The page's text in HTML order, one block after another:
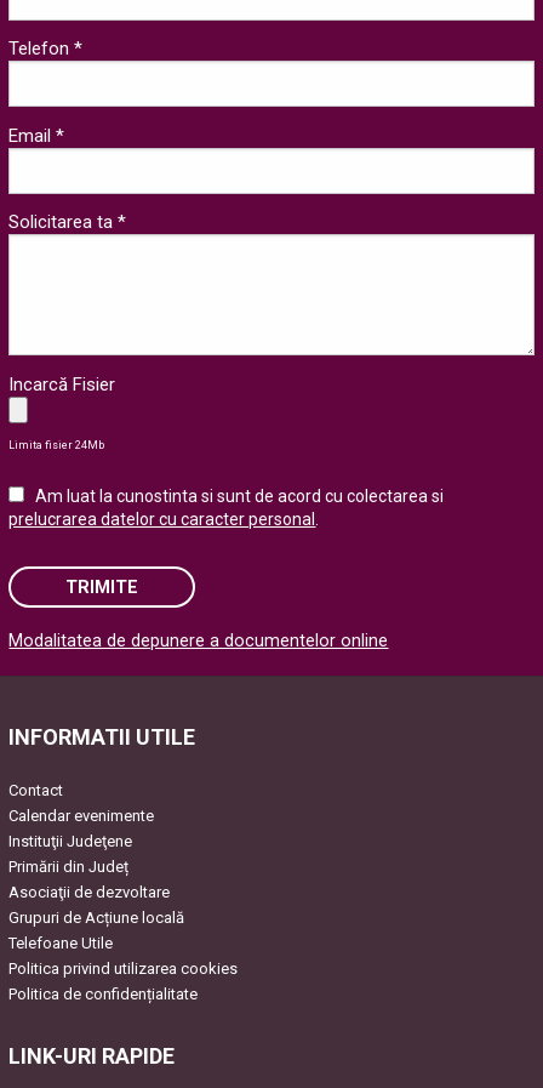
Telefon *
Email *
Solicitarea ta *
Incarcă Fisier
Limita fisier 24Mb
Am luat la cunostinta si sunt de acord cu colectarea si
prelucrarea datelor cu caracter personal
TRIMITE
Please leave this field empty.
Modalitatea de depunere a documentelor online
INFORMATII UTILE
Contact
Calendar evenimente
Instituţii Judeţene
Primării din Județ
Asociaţii de dezvoltare
Grupuri de Acțiune locală
Telefoane Utile
Politica privind utilizarea cookies
Politica de confidențialitate
LINK-URI RAPIDE